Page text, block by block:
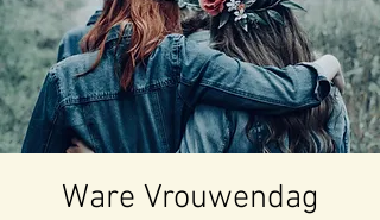
Ware Vrouwendag